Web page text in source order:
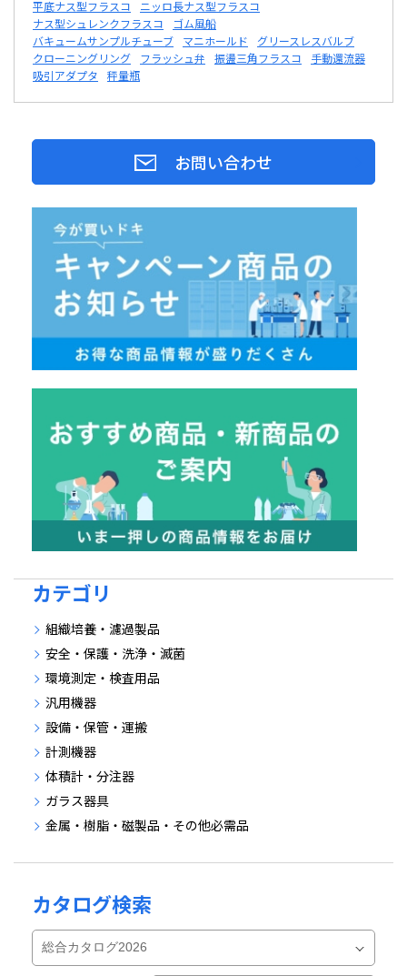
平底ナス型フラスコ
ニッロ長ナス型フラスコ
ナス型シュレンクフラスコ
ゴム風船
バキュームサンプルチューブ
マニホールド
グリースレスバルブ
クローニングリング
フラッシュ弁 振盪三角フラスコ
手動還流器
吸引アダプタ
秤量瓶
お問い合わせ
カテゴリ
組織培養・濾過製品
安全・保護・洗浄・滅菌
環境測定・検査用品
汎用機器
設備・保管・運搬
計測機器
体積計・分注器
ガラス器具
金属・樹脂・磁製品・その他必需品
カタログ検索